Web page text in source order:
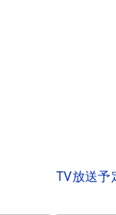
TV放送予